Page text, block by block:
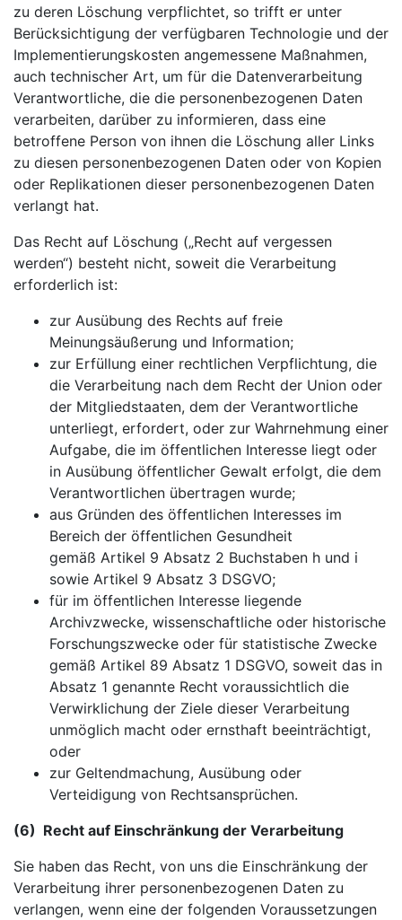
zu deren Löschung verpflichtet, so trifft er unter
Berücksichtigung der verfügbaren Technologie und der
Implementierungskosten angemessene Maßnahmen,
auch technischer Art, um für die Datenverarbeitung
Verantwortliche, die die personenbezogenen Daten
verarbeiten, darüber zu informieren, dass eine
betroffene Person von ihnen die Löschung aller Links
zu diesen personenbezogenen Daten oder von Kopien
oder Replikationen dieser personenbezogenen Daten
verlangt hat.
Das Recht auf Löschung („Recht auf vergessen
werden“) besteht nicht, soweit die Verarbeitung
erforderlich ist:
zur Ausübung des Rechts auf freie
Meinungsäußerung und Information;
zur Erfüllung einer rechtlichen Verpflichtung, die
die Verarbeitung nach dem Recht der Union oder
der Mitgliedstaaten, dem der Verantwortliche
unterliegt, erfordert, oder zur Wahrnehmung einer
Aufgabe, die im öffentlichen Interesse liegt oder
in Ausübung öffentlicher Gewalt erfolgt, die dem
Verantwortlichen übertragen wurde;
aus Gründen des öffentlichen Interesses im
Bereich der öffentlichen Gesundheit
gemäß Artikel 9 Absatz 2 Buchstaben h und i
sowie Artikel 9 Absatz 3 DSGVO;
für im öffentlichen Interesse liegende
Archivzwecke, wissenschaftliche oder historische
Forschungszwecke oder für statistische Zwecke
gemäß Artikel 89 Absatz 1 DSGVO, soweit das in
Absatz 1 genannte Recht voraussichtlich die
Verwirklichung der Ziele dieser Verarbeitung
unmöglich macht oder ernsthaft beeinträchtigt,
oder
zur Geltendmachung, Ausübung oder
Verteidigung von Rechtsansprüchen.
(6) Recht auf Einschränkung der Verarbeitung
Sie haben das Recht, von uns die Einschränkung der
Verarbeitung ihrer personenbezogenen Daten zu
verlangen, wenn eine der folgenden Voraussetzungen